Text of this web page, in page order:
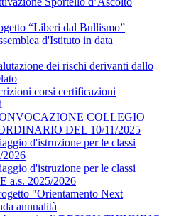
“Liberi dal Bullismo”
d'Istituto in data
dei rischi derivanti dallo
corsi certificazioni
COLLEGIO
DEL 10/11/2025
d'istruzione per le classi
d'istruzione per le classi
a.s. 2025/2026
"Orientamento Next
annualità